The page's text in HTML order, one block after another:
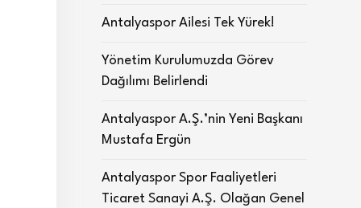
Antalyaspor Ailesi Tek Yürek!
Yönetim Kurulumuzda Görev
Dağılımı Belirlendi
Antalyaspor A.Ş.’nin Yeni Başkanı
Mustafa Ergün
Antalyaspor Spor Faaliyetleri
Ticaret Sanayi A.Ş. Olağan Genel